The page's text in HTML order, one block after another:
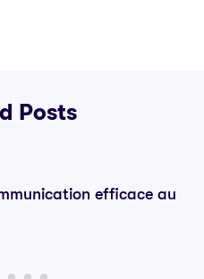
Posts
efficace au